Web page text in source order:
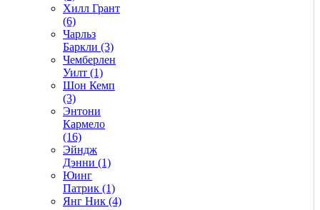
Хилл Грант
(6)
Чарльз
Баркли (3)
Чемберлен
Уилт (1)
Шон Кемп
(3)
Энтони
Кармело
(16)
Эйндж
Дэнни (1)
Юинг
Патрик (1)
Янг Ник (4)